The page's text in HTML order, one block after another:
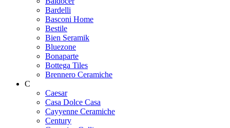
Bardelli
Basconi Home
Bestile
Bien Seramik
Bluezone
Bonaparte
Bottega Tiles
Brennero Ceramiche
C
Caesar
Casa Dolce Casa
Cayyenne Ceramiche
Century